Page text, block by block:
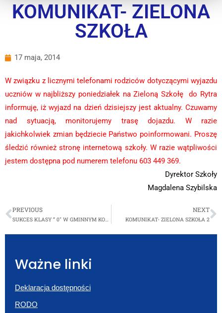
KOMUNIKAT- ZIELONA
SZKOŁA
17 maja, 2014
W związku z licznymi telefonami rodziców dotyczącymi wyjazdu
uczniów w najbliższy poniedziałek na Zieloną Szkołę do Rytra
informuję, iż wyjazd na dzień dzisiejszy jest aktualny. Czuwamy
nad sytuacją, monitorujemy trasę dojazdu. W razie
jakichkolwiek zmian będziecie Państwo poinformowani. Proszę
śledzić również stronę internetową szkoły. W razie wątpliwości
jestem dostępna pod numerem telefonu 603 449 369.
Dyrektor Szkoły
Magdalena Szybilska
PREVIOUS
SUKCES KLASY ” 0″ W GMINNYM KONKURSIE PLASTYCZNYM
NEXT
KOMUNIKAT- ZIELONA SZKOŁA 2
Ważne linki
Deklaracja dostępności
RODO